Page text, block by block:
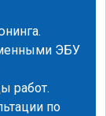
ЭБУ
работ.
по